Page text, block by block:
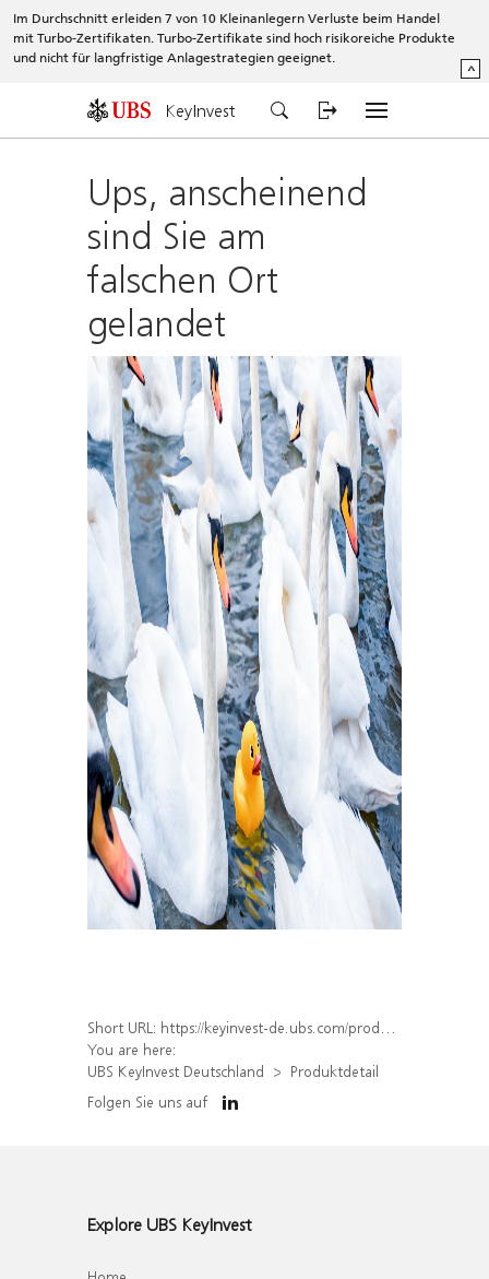
Im Durchschnitt erleiden 7 von 10 Kleinanlegern Verluste beim Handel
mit Turbo-Zertifikaten. Turbo-Zertifikate sind hoch risikoreiche Produkte
und nicht für langfristige Anlagestrategien geeignet.
^
KeyInvest
Ups, anscheinend
sind Sie am
falschen Ort
gelandet
Short URL: https://keyinvest-de.ubs.com/produkt/detail/index/isin/DE000WA7M8L7
You are here:
UBS KeyInvest Deutschland
Produktdetail
Folgen Sie uns auf
Explore UBS KeyInvest